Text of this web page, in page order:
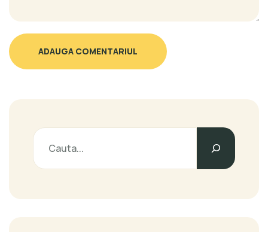
ADAUGA COMENTARIUL
Caută